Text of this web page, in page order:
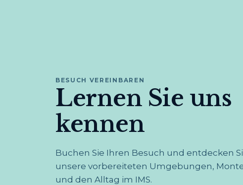
BESUCH VEREINBAREN
Lernen Sie uns
kennen
Buchen Sie Ihren Besuch und entdecken
unsere vorbereiteten Umgebungen,
und den Alltag im IMS.